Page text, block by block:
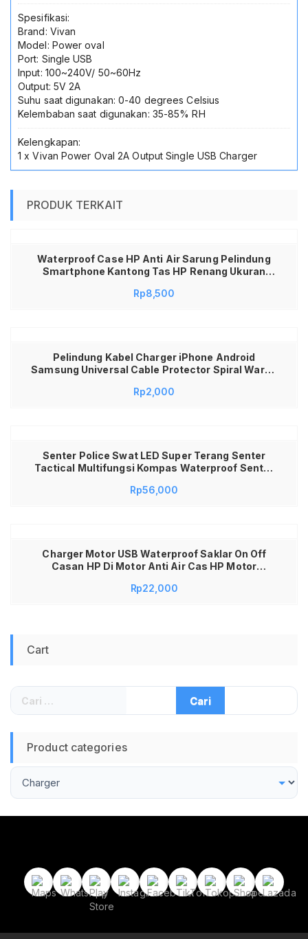
Spesifikasi:
Brand: Vivan
Model: Power oval
Port: Single USB
Input: 100~240V/ 50~60Hz
Output: 5V 2A
Suhu saat digunakan: 0-40 degrees Celsius
Kelembaban saat digunakan: 35-85% RH
Kelengkapan:
1 x Vivan Power Oval 2A Output Single USB Charger
PRODUK TERKAIT
Waterproof Case HP Anti Air Sarung Pelindung
Smartphone Kantong Tas HP Renang Ukuran
Sensitif High Quality Seal Double Lock Aman
Rp8,500
Pelindung Kabel Charger iPhone Android
Samsung Universal Cable Protector Spiral Warna
Awet Hemat Kuat Lentur Aksesoris HP Organizer
Rp2,000
Senter Police Swat LED Super Terang Senter
Tactical Multifungsi Kompas Waterproof Senter
Zoom Lampu Darurat Outdoor Camping Hiking
Rp56,000
Charger Motor USB Waterproof Saklar On Off
Casan HP Di Motor Anti Air Cas HP Motor
Praktis Aman Tidak Bikin Aki Tekor High Quality
Rp22,000
Cart
Cari
untuk:
Product categories